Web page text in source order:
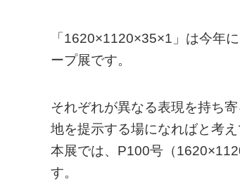
「1620×1120×35×1」は今年
ープ展です。
それぞれが異なる表現を持ち
地を提示する場になればと考え
本展では、P100号（
す。